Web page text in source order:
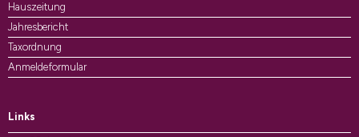
Hauszeitung
Jahresbericht
Taxordnung
Anmeldeformular
Links